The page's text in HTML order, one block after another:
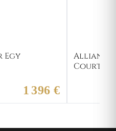
Egy
1 396 €
Alliance